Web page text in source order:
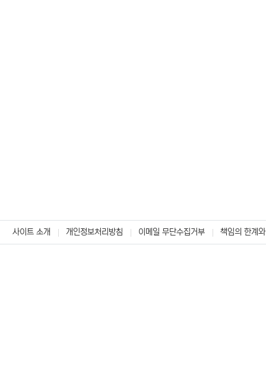
사이트 소개 개인정보처리방침 이메일 무단수집거부 책임의 한계